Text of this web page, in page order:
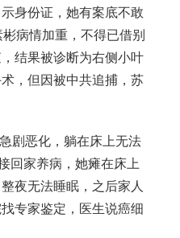
身份证，她有案底不敢
病情加重，不得已借别
结果被诊断为右侧小叶
，但因被中共追捕，苏
剧恶化，躺在床上无法
回家养病，她瘫在床上
夜无法睡眠，之后家人
专家鉴定，医生说癌细